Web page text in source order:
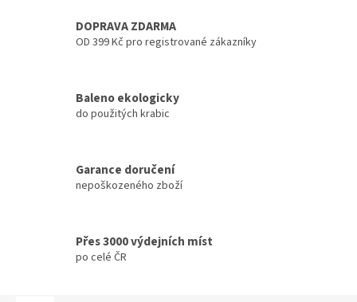
DOPRAVA ZDARMA
OD 399 Kč pro registrované zákazníky
Baleno ekologicky
do použitých krabic
Garance doručení
nepoškozeného zboží
Přes 3000 výdejních míst
po celé ČR